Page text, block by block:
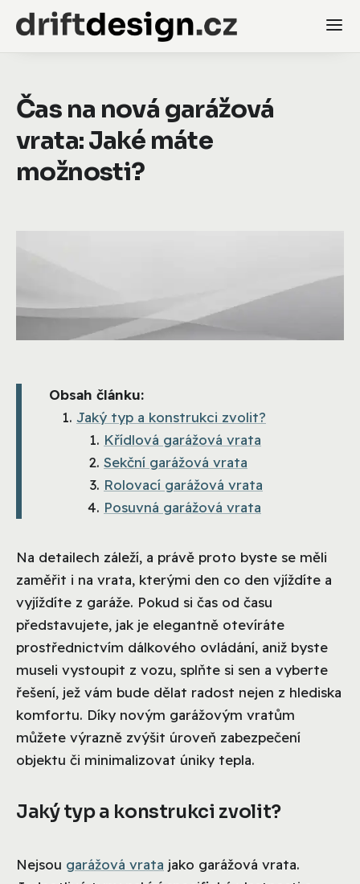
Čas na nová garážová
vrata: Jaké máte
možnosti?
Obsah článku:
Jaký typ a konstrukci zvolit?
Křídlová garážová vrata
Sekční garážová vrata
Rolovací garážová vrata
Posuvná garážová vrata
Na detailech záleží, a právě proto byste se měli
zaměřit i na vrata, kterými den co den vjíždíte a
vyjíždíte z garáže. Pokud si čas od času
představujete, jak je elegantně otevíráte
prostřednictvím dálkového ovládání, aniž byste
museli vystoupit z vozu, splňte si sen a vyberte
řešení, jež vám bude dělat radost nejen z hlediska
komfortu. Díky novým garážovým vratům
můžete výrazně zvýšit úroveň zabezpečení
objektu či minimalizovat úniky tepla.
Jaký typ a konstrukci zvolit?
Nejsou garážová vrata jako garážová vrata.